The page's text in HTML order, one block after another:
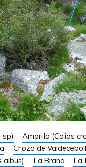
sp) Amarilla (Colias
Chozo de
albus)
La Braña La